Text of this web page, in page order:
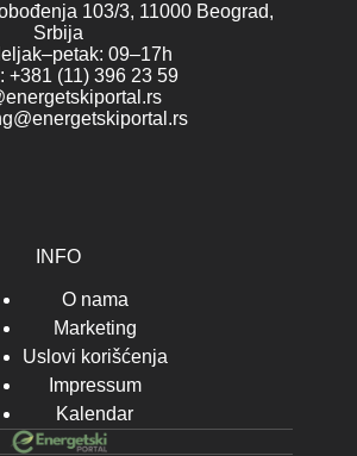
103/3, 11000 Beograd,
Srbija
09–17h
+381 (11) 396 23 59
INFO
O nama
Marketing
Uslovi korišćenja
Impressum
Kalendar